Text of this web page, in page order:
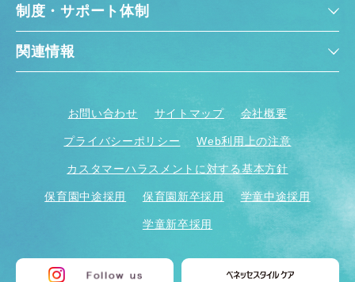
制度・サポート体制
関連情報
お問い合わせ サイトマップ 会社概要
プライバシーポリシー Web利用上の注意
カスタマーハラスメントに対する基本方針
保育園中途採用 保育園新卒採用 学童中途採用
学童新卒採用